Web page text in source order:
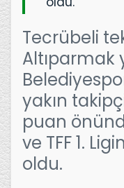
Tecrübeli
Altıparmak
yakın
puan
ve TFF 1.
oldu.